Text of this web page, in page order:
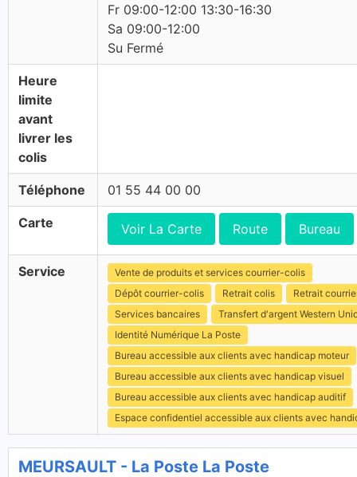
Fr 09:00-12:00 13:30-16:30
Sa 09:00-12:00
Su Fermé
Heure
limite
avant
livrer les
colis
Téléphone 01 55 44 00 00
Carte Voir La Carte Route Bureau
Service
Vente de produits et services courrier-colis
Dépôt courrier-colis
Retrait colis
Retrait
Services bancaires
Transfert d'argent Western
Identité Numérique La Poste
Bureau accessible aux clients avec handicap moteur
Bureau accessible aux clients avec handicap visuel
Bureau accessible aux clients avec handicap auditif
Espace confidentiel accessible aux clients avec
MEURSAULT - La Poste La Poste